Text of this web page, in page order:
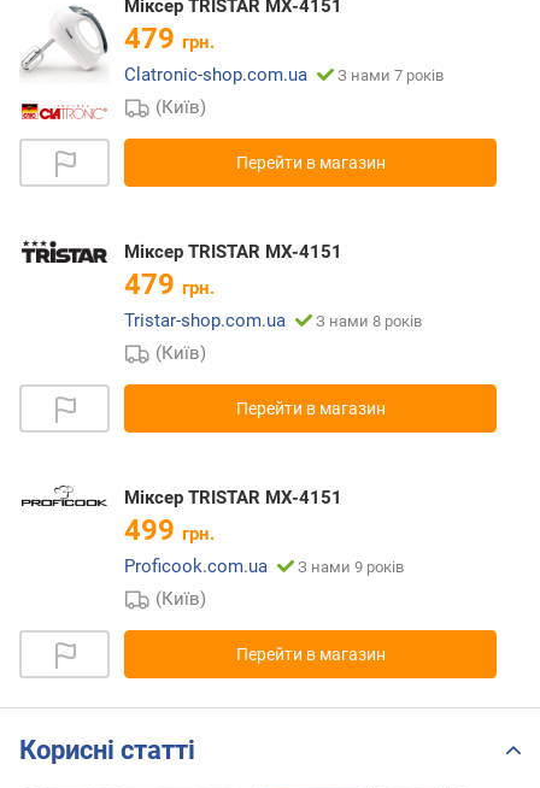
Міксер TRISTAR MX-4151
479 грн.
Clatronic-shop.com.ua
З нами 7 років
(Київ)
Перейти в магазин
Міксер TRISTAR MX-4151
479 грн.
Tristar-shop.com.ua
З нами 8 років
(Київ)
Перейти в магазин
Міксер TRISTAR MX-4151
499 грн.
Proficook.com.ua
З нами 9 років
(Київ)
Перейти в магазин
Корисні статті